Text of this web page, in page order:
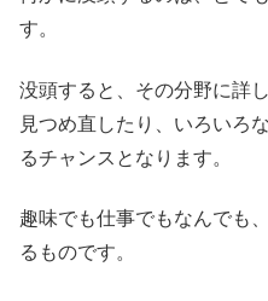
す。
没頭すると、その分野に詳
見つめ直したり、いろいろ
るチャンスとなります。
趣味でも仕事でもなんでも
るものです。